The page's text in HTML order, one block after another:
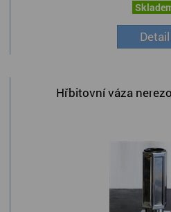
Detail
Hřbitovní váza